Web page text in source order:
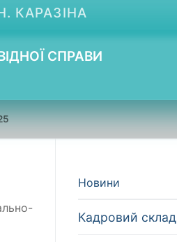
КАРАЗІНА
СПРАВИ
Новини
Кадровий склад